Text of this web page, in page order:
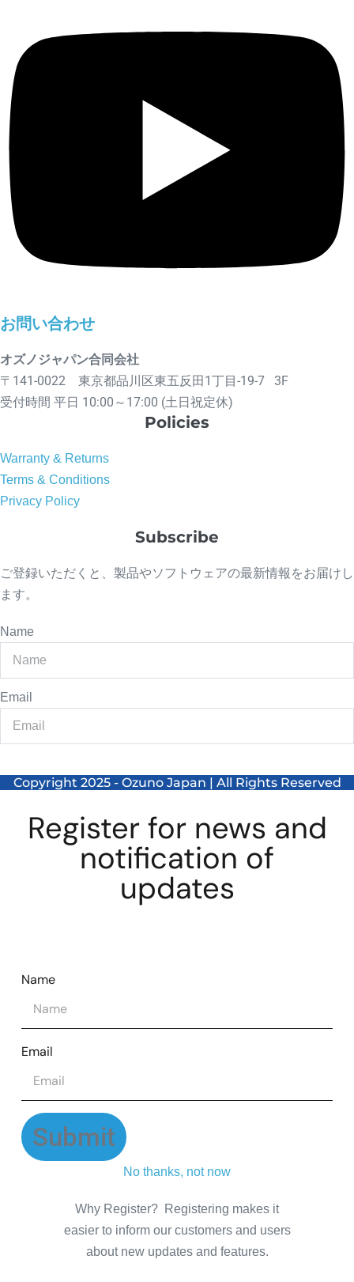
お問い合わせ
オズノジャパン合同会社
〒141-0022 東京都品川区東五反田1丁目-19-7 3F
受付時間 平日 10:00～17:00 (土日祝定休)
Policies
Warranty & Returns
Terms & Conditions
Privacy Policy
Subscribe
ご登録いただくと、製品やソフトウェアの最新情報をお届けし
ます。
Name
Email
Copyright 2025 - Ozuno Japan | All Rights Reserved
Register for news and
notification of
updates
Name
Email
Submit
No thanks, not now
Why Register? Registering makes it
easier to inform our customers and users
about new updates and features.